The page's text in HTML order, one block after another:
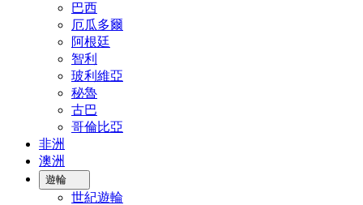
巴西
厄瓜多爾
阿根廷
智利
玻利維亞
秘魯
古巴
哥倫比亞
非洲
澳洲
遊輪
世紀遊輪